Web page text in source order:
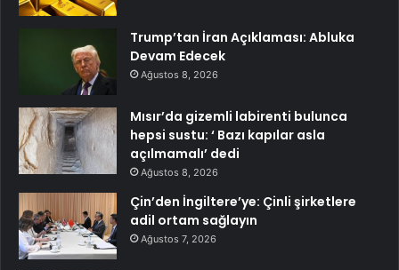
Trump’tan İran Açıklaması: Abluka
Devam Edecek
Ağustos 8, 2026
Mısır’da gizemli labirenti bulunca
hepsi sustu: ‘ Bazı kapılar asla
açılmamalı’ dedi
Ağustos 8, 2026
Çin’den İngiltere’ye: Çinli şirketlere
adil ortam sağlayın
Ağustos 7, 2026